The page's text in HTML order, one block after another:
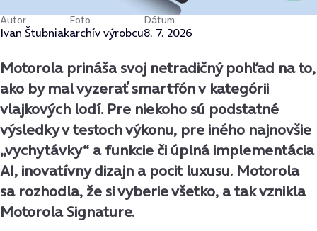
Autor
Ivan Štubniak
Foto
archív výrobcu
Dátum
8. 7. 2026
Motorola prináša svoj netradičný pohľad na to,
ako by mal vyzerať smartfón v kategórii
vlajkových lodí. Pre niekoho sú podstatné
výsledky v testoch výkonu, pre iného najnovšie
„vychytávky“ a funkcie či úplná implementácia
AI, inovatívny dizajn a pocit luxusu. Motorola
sa rozhodla, že si vyberie všetko, a tak vznikla
Motorola Signature.